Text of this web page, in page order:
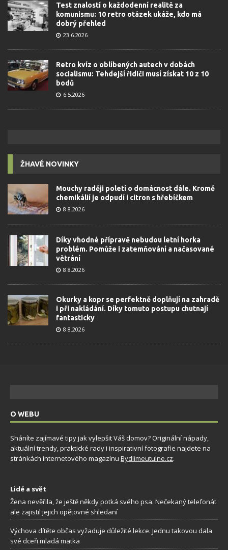
Test znalostí o každodenní realitě za
komunismu: 10 retro otázek ukáže, kdo má
dobrý přehled
23.6.2026
Retro kvíz o oblíbených autech v dobách
socialismu: Tehdejší řidiči musí získat 10 z 10
bodů
6.5.2026
ŽHAVÉ NOVINKY
Mouchy raději poletí o domácnost dále. Kromě
chemikálií je odpudí i citron s hřebíčkem
8.8.2026
Díky vhodné přípravě nebudou letní horka
problém. Pomůže i zatemňování a načasované
větrání
8.8.2026
Okurky a kopr se perfektně doplňují na zahradě
i při nakládání. Díky tomuto postupu chutnají
fantasticky
8.8.2026
O WEBU
Sháníte zajímavé tipy jak vylepšit Váš domov? Originální nápady,
aktuální trendy, praktické rady i inspirativní fotografie najdete na
stránkách internetového magazínu Bydlimeutulne.cz.
Lidé a svět
Žena nevěřila, že ještě někdy potká svého psa. Nečekaný telefonát
ale zajistil jejich opětovné shledaní
Výchova dítěte občas vyžaduje důležité lekce. Jednu takovou dala
své dceři mladá matka